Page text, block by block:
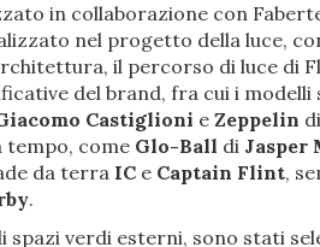
in collaborazione con
nel progetto della luce,
il percorso di luce di
del brand, fra cui i
Castiglioni e Zeppelin di
tempo, come Glo-Ball di Jasper
da terra IC e Captain Flint,
.
spazi verdi esterni, sono stati